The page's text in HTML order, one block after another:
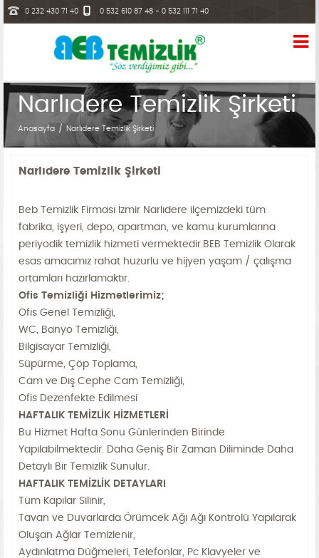
0 232 430 71 40 0 532 610 87 48 - 0 532 111 71 40
info@bebtemizlik.com
Narlıdere Temizlik Şirketi
Anasayfa Narlıdere Temizlik Şirketi
Narlıdere Temizlik Şirketi
Beb Temizlik Firması İzmir Narlıdere ilçemizdeki tüm
fabrika, işyeri, depo, apartman, ve kamu kurumlarına
periyodik temizlik hizmeti vermektedir.BEB Temizlik Olarak
esas amacımız rahat huzurlu ve hijyen yaşam / çalışma
ortamları hazırlamaktır.
Ofis Temizliği Hizmetlerimiz;
Ofis Genel Temizliği,
WC, Banyo Temizliği,
Bilgisayar Temizliği,
Süpürme, Çöp Toplama,
Cam ve Dış Cephe Cam Temizliği,
Ofis Dezenfekte Edilmesi
HAFTALIK TEMİZLİK HİZMETLERİ
Bu Hizmet Hafta Sonu Günlerinden Birinde
Yapılabilmektedir. Daha Geniş Bir Zaman Diliminde Daha
Detaylı Bir Temizlik Sunulur.
HAFTALIK TEMİZLİK DETAYLARI
Tüm Kapılar Silinir,
Tavan ve Duvarlarda Örümcek Ağı Ağı Kontrolü Yapılarak
Oluşan Ağlar Temizlenir,
Aydınlatma Düğmeleri, Telefonlar, Pc Klavyeler ve